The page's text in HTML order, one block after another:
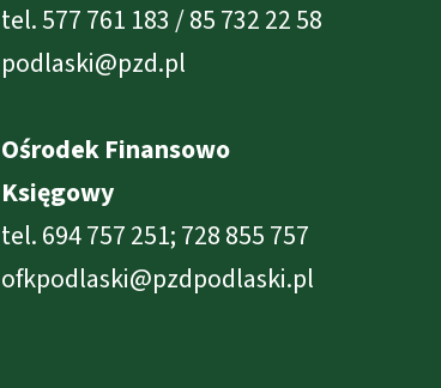
tel. 577 761 183 / 85 732 22 58
podlaski@pzd.pl
Ośrodek Finansowo
Księgowy
tel. 694 757 251; 728 855 757
ofkpodlaski@pzdpodlaski.pl